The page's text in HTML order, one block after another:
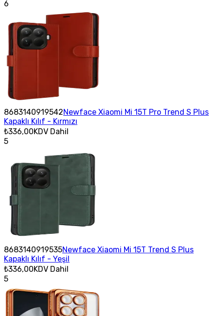
6
8683140919542Newface Xiaomi Mi 15T Pro Trend S Plus
Kapaklı Kılıf - Kırmızı
₺336,00KDV Dahil
5
8683140919535Newface Xiaomi Mi 15T Trend S Plus
Kapaklı Kılıf - Yeşil
₺336,00KDV Dahil
5